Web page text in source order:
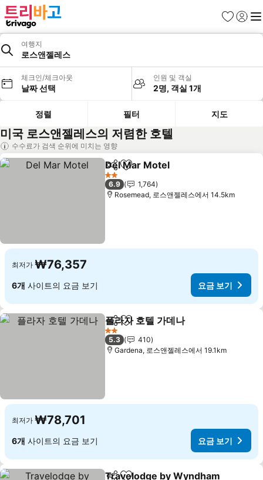
즐겨찾기
로그인
메
여행지
로스앤젤레스
체크인/체크아웃
날짜 선택
인원 및 객실
2명, 객실 1개
정렬 필터 지도
미국 로스앤젤레스의 저렴한 호텔
수수료가 검색 순위에 미치는 영향
공유 즐겨찾기에 추가
Del Mar Motel
2 성급
6.9
1,764
Rosemead, 로스앤젤레스에서 14.5km
최저가 ₩76,357
6개 사이트의 요금 보기 요금 보기
공유 즐겨찾기에 추가
플라자 호텔 가데나
2 성급
5.3
410
Gardena, 로스앤젤레스에서 19.1km
최저가 ₩78,701
6개 사이트의 요금 보기 요금 보기
Travelodge by Wyndham